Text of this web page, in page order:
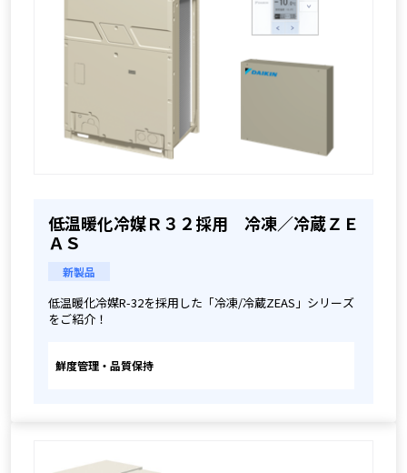
低温暖化冷媒Ｒ３２採用 冷凍／冷蔵ＺＥ
ＡＳ
新製品
低温暖化冷媒R-32を採用した「冷凍/冷蔵ZEAS」シリーズ
をご紹介！
鮮度管理・品質保持